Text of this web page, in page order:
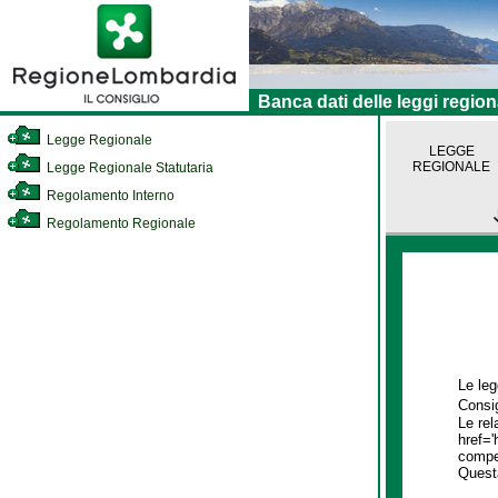
Banca dati delle leggi
Legge Regionale
Legge Regionale Statutaria
Regolamento Interno
Regolamento Regionale
LEGGE
REGIONALE
Le
Le